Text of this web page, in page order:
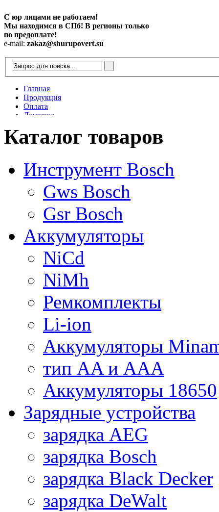
С юр лицами не работаем!
Мы находимся в СПб! В регионы только
по предоплате!
e-mail: zakaz@shurupovert.su
Главная
Продукция
Оплата
Доставка
Статьи
Каталог товаров
Инструмент Bosch
Gws Bosch
Gsr Bosch
Аккумуляторы
NiCd
NiMh
Ремкомплекты
Li-ion
Аккумуляторы
тип AA и AAA
Аккумуляторы 18650
Зарядные устройства
зарядка AEG
зарядка Bosch
зарядка Black Decker
зарядка DeWalt